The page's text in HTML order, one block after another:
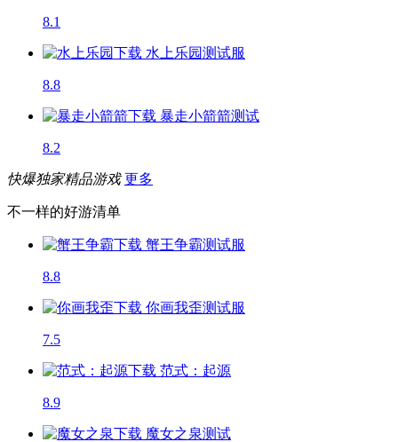
8.1
水上乐园测试服
8.8
暴走小箭箭测试
8.2
快爆独家精品游戏 更多
不一样的好游清单
蟹王争霸测试服
8.8
你画我歪测试服
7.5
范式：起源
8.9
魔女之泉测试